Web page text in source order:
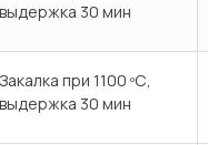
выдержка 30 мин
Закалка при 1100 ºС,
выдержка 30 мин